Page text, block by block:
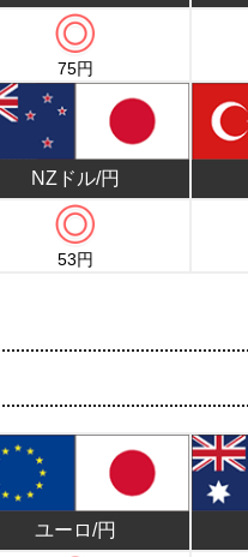
75円
NZドル/円
53円
ユーロ/円